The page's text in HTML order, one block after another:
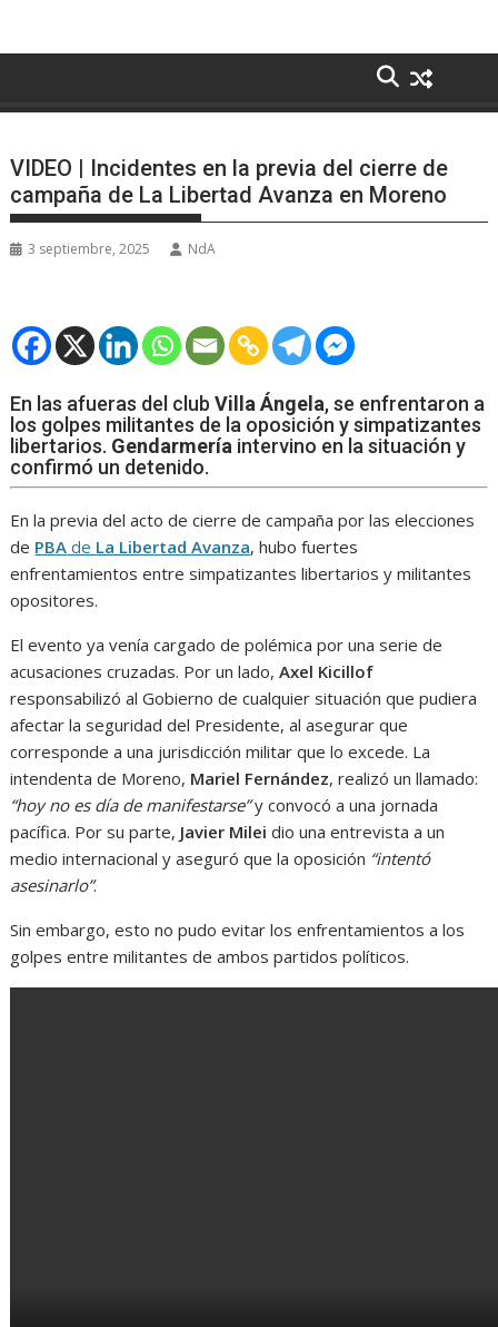
VIDEO | Incidentes en la previa del cierre de
campaña de La Libertad Avanza en Moreno
3 septiembre, 2025 NdA
En las afueras del clubVilla Ángela, se enfrentaron a
los golpes militantes de la oposición y simpatizantes
libertarios. Gendarmería intervino en la situación y
confirmó un detenido.
En la previa del acto de cierre de campaña por las elecciones
de PBA de La Libertad Avanza, hubo fuertes
enfrentamientos entre simpatizantes libertarios y militantes
opositores.
El evento ya venía cargado de polémica por una serie de
acusaciones cruzadas. Por un lado,Axel Kicillof
responsabilizó al Gobierno de cualquier situación que pudiera
afectar la seguridad del Presidente, al asegurar que
corresponde a una jurisdicción militar que lo excede. La
intendenta de Moreno, Mariel Fernández, realizó un llamado:
“hoy no es día de manifestarse”y convocó a una jornada
pacífica. Por su parte, Javier Milei dio una entrevista a un
medio internacional y aseguró que la oposición “intentó
asesinarlo”.
Sin embargo, esto no pudo evitar los enfrentamientos a los
golpes entre militantes de ambos partidos políticos.